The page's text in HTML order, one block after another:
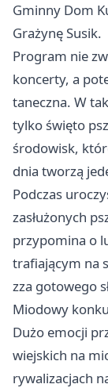
Gminny Dom
Grażynę Susik.
Program nie
koncerty, a
taneczna. W
tylko święto
środowisk,
dnia tworzą
Podczas
zasłużonych
przypomina o
trafiającym na
zza gotowego
Miodowy
Dużo emocji
wiejskich na
rywalizacjach